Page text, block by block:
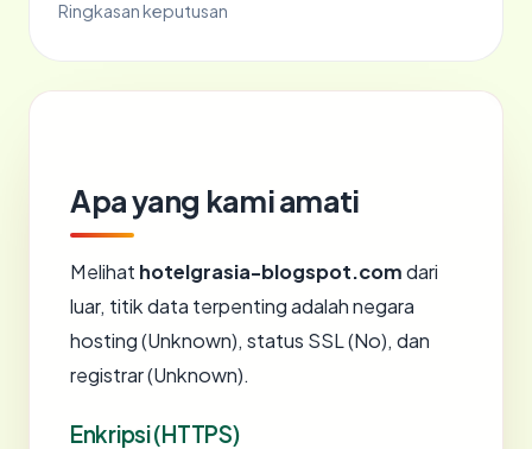
Ringkasan keputusan
Apa yang kami amati
Melihat hotelgrasia-blogspot.comdari
luar, titik data terpenting adalah negara
hosting (Unknown), status SSL (No), dan
registrar (Unknown).
Enkripsi (HTTPS)